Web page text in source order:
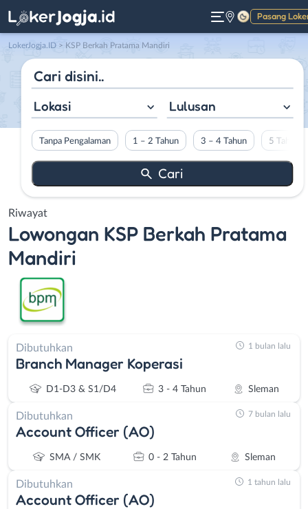
Pasang
Gelap
LokerJogja.ID > KSP Berkah Pratama Mandiri
Lokasi Lulusan
Tanpa Pengalaman 1 – 2 Tahun 3 – 4 Tahun 5 Tahun
Riwayat
Lowongan KSP Berkah Pratama
Mandiri
Dibutuhkan
Branch Manager Koperasi
D1-D3 & S1/D4 3 - 4 Tahun Sleman
1 bulan lalu
Dibutuhkan
Account Officer (AO)
SMA / SMK 0 - 2 Tahun Sleman
7 bulan lalu
Dibutuhkan
Account Officer (AO)
1 tahun lalu